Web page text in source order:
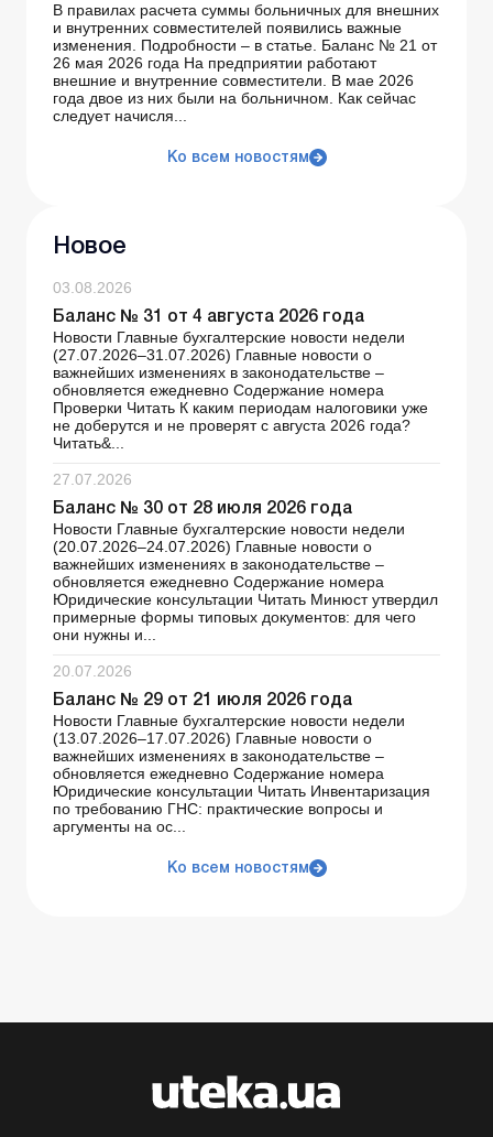
В правилах расчета суммы больничных для внешних
и внутренних совместителей появились важные
изменения. Подробности – в статье. Баланс № 21 от
26 мая 2026 года На предприятии работают
внешние и внутренние совместители. В мае 2026
года двое из них были на больничном. Как сейчас
следует начисля...
Ко всем новостям
Новое
03.08.2026
Баланс № 31 от 4 августа 2026 года
Новости Главные бухгалтерские новости недели
(27.07.2026–31.07.2026) Главные новости о
важнейших изменениях в законодательстве –
обновляется ежедневно Содержание номера
Проверки Читать К каким периодам налоговики уже
не доберутся и не проверят с августа 2026 года?
Читать&...
27.07.2026
Баланс № 30 от 28 июля 2026 года
Новости Главные бухгалтерские новости недели
(20.07.2026–24.07.2026) Главные новости о
важнейших изменениях в законодательстве –
обновляется ежедневно Содержание номера
Юридические консультации Читать Минюст утвердил
примерные формы типовых документов: для чего
они нужны и...
20.07.2026
Баланс № 29 от 21 июля 2026 года
Новости Главные бухгалтерские новости недели
(13.07.2026–17.07.2026) Главные новости о
важнейших изменениях в законодательстве –
обновляется ежедневно Содержание номера
Юридические консультации Читать Инвентаризация
по требованию ГНС: практические вопросы и
аргументы на ос...
Ко всем новостям